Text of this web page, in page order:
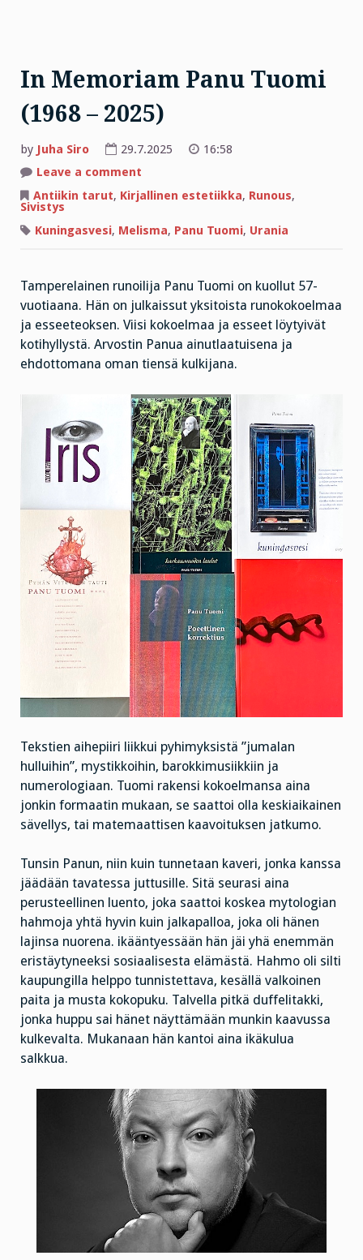
In Memoriam Panu Tuomi
(1968 – 2025)
by Juha Siro 29.7.2025
16:58
Leave a comment
Memoriam
(1968
Antiikin tarut, Kirjallinen estetiikka, Runous,
Sivistys
Kuningasvesi, Melisma, Panu Tuomi, Urania
Tamperelainen runoilija Panu Tuomi on kuollut 57-
vuotiaana. Hän on julkaissut yksitoista runokokoelmaa
ja esseeteoksen. Viisi kokoelmaa ja esseet löytyivät
kotihyllystä. Arvostin Panua ainutlaatuisena ja
ehdottomana oman tiensä kulkijana.
Tekstien aihepiiri liikkui pyhimyksistä ”jumalan
hulluihin”, mystikkoihin, barokkimusiikkiin ja
numerologiaan. Tuomi rakensi kokoelmansa aina
jonkin formaatin mukaan, se saattoi olla keskiaikainen
sävellys, tai matemaattisen kaavoituksen jatkumo.
Tunsin Panun, niin kuin tunnetaan kaveri, jonka kanssa
jäädään tavatessa juttusille. Sitä seurasi aina
perusteellinen luento, joka saattoi koskea mytologian
hahmoja yhtä hyvin kuin jalkapalloa, joka oli hänen
lajinsa nuorena. ikääntyessään hän jäi yhä enemmän
eristäytyneeksi sosiaalisesta elämästä. Hahmo oli silti
kaupungilla helppo tunnistettava, kesällä valkoinen
paita ja musta kokopuku. Talvella pitkä duffelitakki,
jonka huppu sai hänet näyttämään munkin kaavussa
kulkevalta. Mukanaan hän kantoi aina ikäkulua
salkkua.